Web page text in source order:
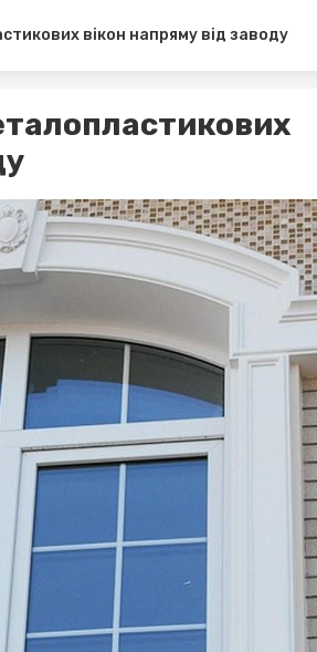
вікон напряму від заводу